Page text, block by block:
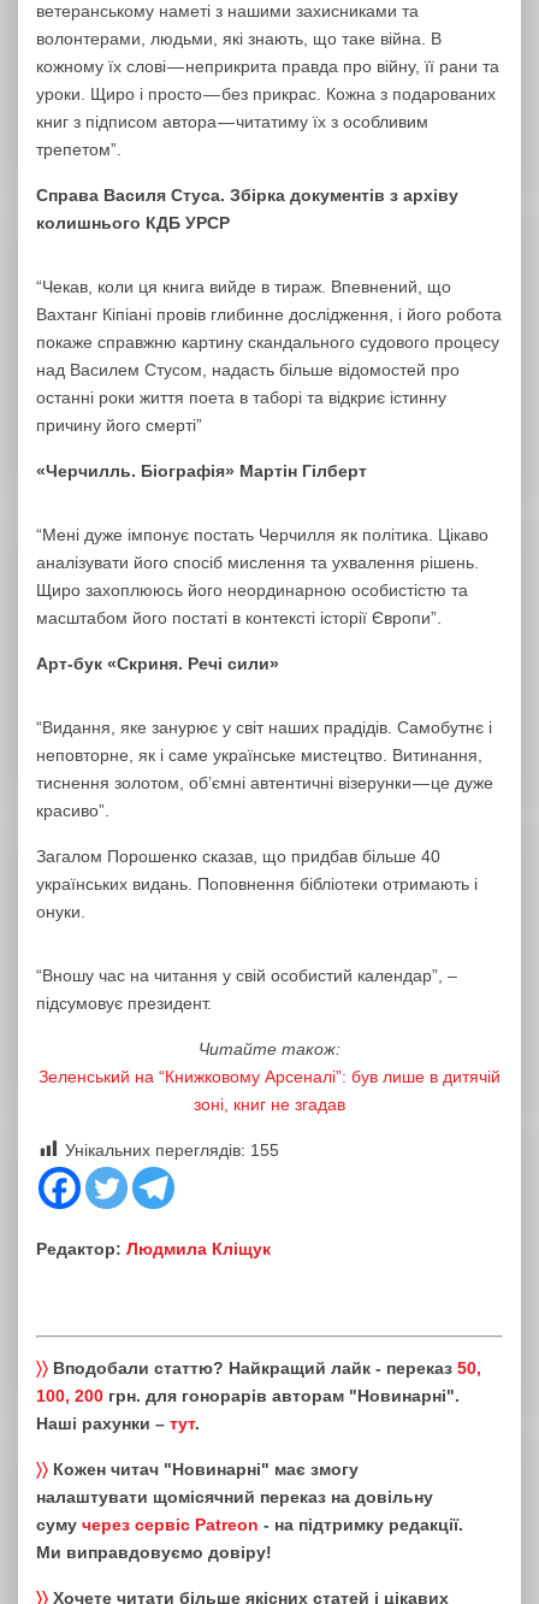
ветеранському наметі з нашими захисниками та
волонтерами, людьми, які знають, що таке війна. В
кожному їх слові — неприкрита правда про війну, її рани та
уроки. Щиро і просто — без прикрас. Кожна з подарованих
книг з підписом автора — читатиму їх з особливим
трепетом”.
Справа Василя Стуса. Збірка документів з архіву
колишнього КДБ УРСР
“Чекав, коли ця книга вийде в тираж. Впевнений, що
Вахтанг Кіпіані провів глибинне дослідження, і його робота
покаже справжню картину скандального судового процесу
над Василем Стусом, надасть більше відомостей про
останні роки життя поета в таборі та відкриє істинну
причину його смерті”
«Черчилль. Біографія» Мартін Гілберт
“Мені дуже імпонує постать Черчилля як політика. Цікаво
аналізувати його спосіб мислення та ухвалення рішень.
Щиро захоплююсь його неординарною особистістю та
масштабом його постаті в контексті історії Європи”.
Арт-бук «Скриня. Речі сили»
“Видання, яке занурює у світ наших прадідів. Самобутнє і
неповторне, як і саме українське мистецтво. Витинання,
тиснення золотом, об’ємні автентичні візерунки — це дуже
красиво”.
Загалом Порошенко сказав, що придбав більше 40
українських видань. Поповнення бібліотеки отримають і
онуки.
“Вношу час на читання у свій особистий календар”, –
підсумовує президент.
Читайте також:
Зеленський на “Книжковому Арсеналі”: був лише в дитячій
зоні, книг не згадав
Унікальних переглядів: 155
Редактор: Людмила Кліщук
〉〉 Вподобали статтю? Найкращий лайк - переказ 50,
100, 200 грн. для гонорарів авторам "Новинарні".
Наші рахунки – тут.
〉〉 Кожен читач "Новинарні" має змогу
налаштувати щомісячний переказ на довільну
суму через сервіс Patreon - на підтримку редакції.
Ми виправдовуємо довіру!
〉〉 Хочете читати більше якісних статей і цікавих